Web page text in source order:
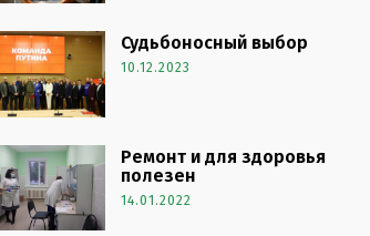
Судьбоносный выбор
10.12.2023
Ремонт и для здоровья
полезен
14.01.2022